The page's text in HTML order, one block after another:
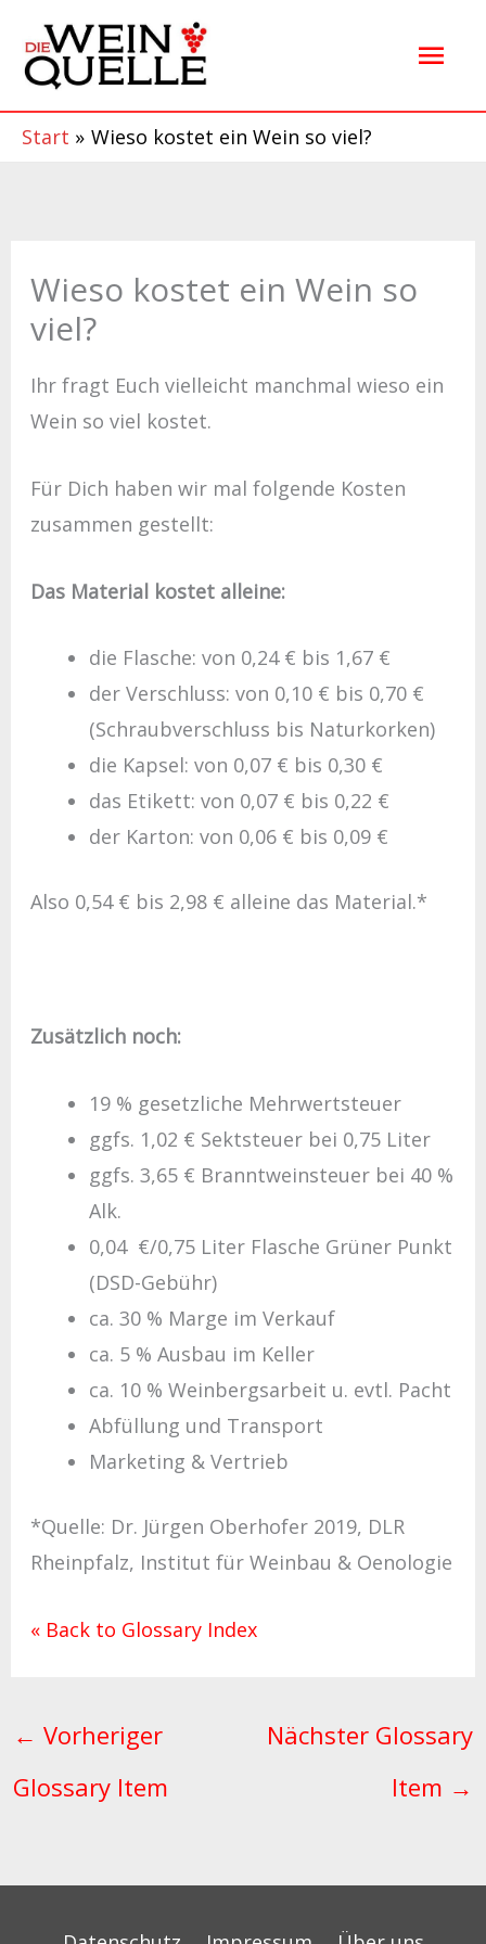
Inhalt
springen
Start Wieso kostet ein Wein so viel?
Wieso kostet ein Wein so
viel?
Ihr fragt Euch vielleicht manchmal wieso ein
Wein so viel kostet.
Für Dich haben wir mal folgende Kosten
zusammen gestellt:
Das Material kostet alleine:
die Flasche: von 0,24 € bis 1,67 €
der Verschluss: von 0,10 € bis 0,70 €
(Schraubverschluss bis Naturkorken)
die Kapsel: von 0,07 € bis 0,30 €
das Etikett: von 0,07 € bis 0,22 €
der Karton: von 0,06 € bis 0,09 €
Also 0,54 € bis 2,98 € alleine das Material.*
Zusätzlich noch:
19 % gesetzliche Mehrwertsteuer
ggfs. 1,02 € Sektsteuer bei 0,75 Liter
ggfs. 3,65 € Branntweinsteuer bei 40 %
Alk.
0,04 €/0,75 Liter Flasche Grüner Punkt
(DSD-Gebühr)
ca. 30 % Marge im Verkauf
ca. 5 % Ausbau im Keller
ca. 10 % Weinbergsarbeit u. evtl. Pacht
Abfüllung und Transport
Marketing & Vertrieb
*Quelle: Dr. Jürgen Oberhofer 2019, DLR
Rheinpfalz, Institut für Weinbau & Oenologie
« Back to Glossary Index
← Vorheriger
Glossary Item
Nächster Glossary
Item →